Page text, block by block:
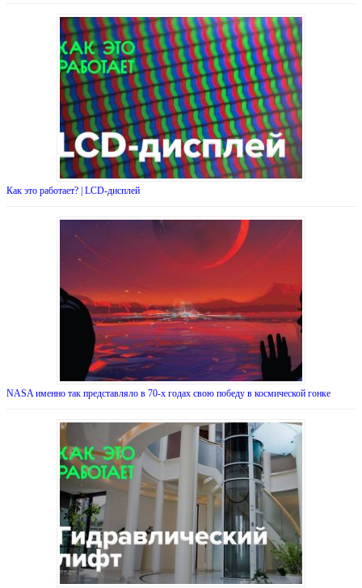
Как это работает? | LCD-дисплей
NASA именно так представляло в 70-х годах свою победу в космической гонке